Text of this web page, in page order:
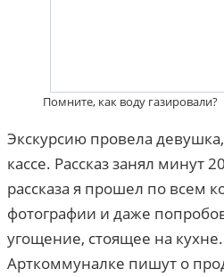
Помните, как воду газировали?
Экскурсию провела
кассе. Рассказ занял минут
рассказа я прошел по всем
фотографии и даже
угощение, стоящее на
Арткоммуналке пишут о